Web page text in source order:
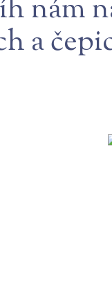
nám
a